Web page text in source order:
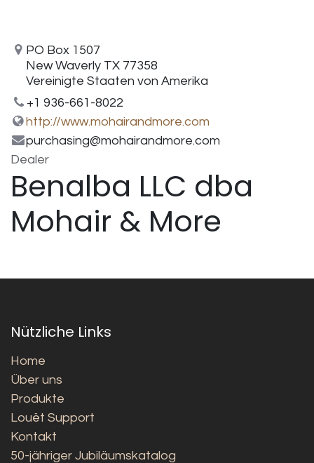
PO Box 1507
New Waverly TX 77358
Vereinigte Staaten von Amerika
+1 936-661-8022
http://www.mohairandmore.com
purchasing@mohairandmore.com
Dealer
Benalba LLC dba
Mohair & More
Nützliche Links
Home
Über uns
Produkte
Louët Support
Kontakt
50-jähriger Jubiläumskatalog